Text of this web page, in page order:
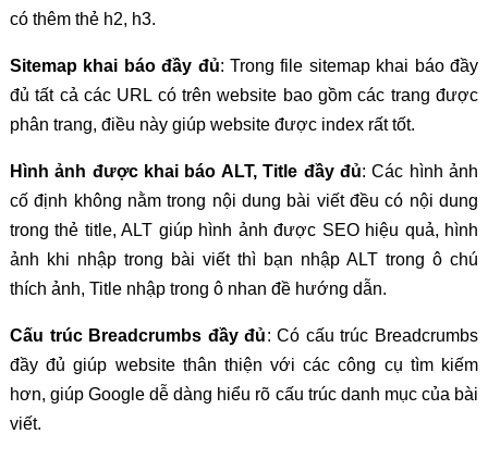
có thêm thẻ h2, h3.
Sitemap khai báo đầy đủ: Trong file sitemap khai báo đầy
đủ tất cả các URL có trên website bao gồm các trang được
phân trang, điều này giúp website được index rất tốt.
Hình ảnh được khai báo ALT, Title đầy đủ: Các hình ảnh
cố định không nằm trong nội dung bài viết đều có nội dung
trong thẻ title, ALT giúp hình ảnh được SEO hiệu quả, hình
ảnh khi nhập trong bài viết thì bạn nhập ALT trong ô chú
thích ảnh, Title nhập trong ô nhan đề hướng dẫn.
Cấu trúc Breadcrumbs đầy đủ: Có cấu trúc Breadcrumbs
đầy đủ giúp website thân thiện với các công cụ tìm kiếm
hơn, giúp Google dễ dàng hiểu rõ cấu trúc danh mục của bài
viết.